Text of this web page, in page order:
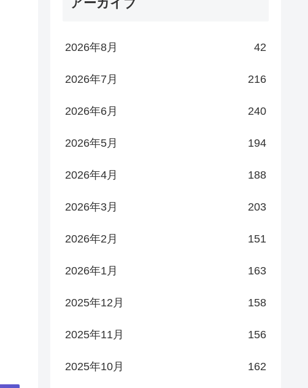
2026年8月 42
2026年7月 216
2026年6月 240
2026年5月 194
2026年4月 188
2026年3月 203
2026年2月 151
2026年1月 163
2025年12月 158
2025年11月 156
2025年10月 162